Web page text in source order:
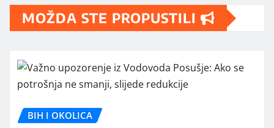
MOŽDA STE PROPUSTILI
BIH I OKOLICA